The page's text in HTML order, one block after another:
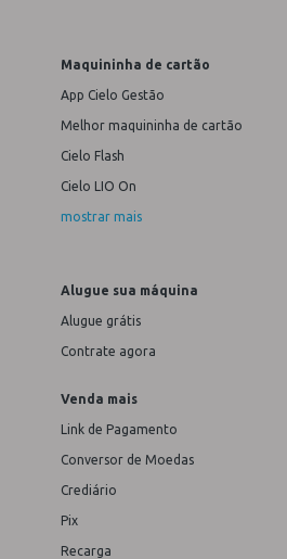
Maquininha de cartão
App Cielo Gestão
Melhor maquininha de cartão
Cielo Flash
Cielo LIO On
mostrar mais
Alugue sua máquina
Alugue grátis
Contrate agora
Venda mais
Link de Pagamento
Conversor de Moedas
Crediário
Pix
Recarga